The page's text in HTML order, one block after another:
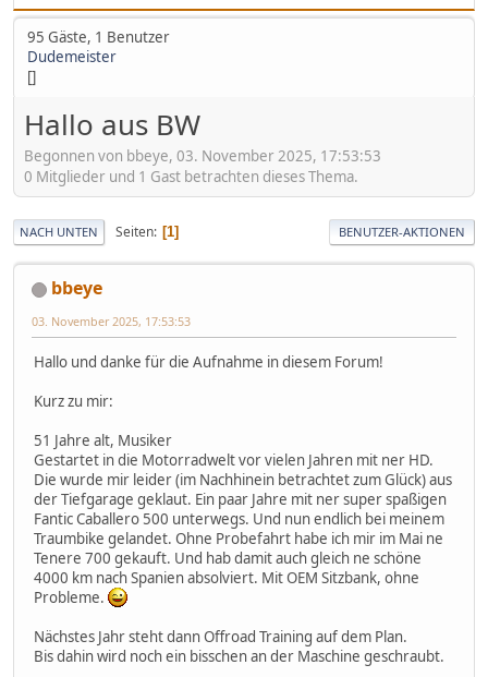
95 Gäste, 1 Benutzer
Dudemeister
[]
Hallo aus BW
Begonnen von bbeye, 03. November 2025, 17:53:53
0 Mitglieder und 1 Gast betrachten dieses Thema.
NACH UNTEN Seiten 1 BENUTZER-AKTIONEN
bbeye
03. November 2025, 17:53:53
Hallo und danke für die Aufnahme in diesem Forum!
Kurz zu mir:
51 Jahre alt, Musiker
Gestartet in die Motorradwelt vor vielen Jahren mit ner HD.
Die wurde mir leider (im Nachhinein betrachtet zum Glück) aus
der Tiefgarage geklaut. Ein paar Jahre mit ner super spaßigen
Fantic Caballero 500 unterwegs. Und nun endlich bei meinem
Traumbike gelandet. Ohne Probefahrt habe ich mir im Mai ne
Tenere 700 gekauft. Und hab damit auch gleich ne schöne
4000 km nach Spanien absolviert. Mit OEM Sitzbank, ohne
Probleme.
Nächstes Jahr steht dann Offroad Training auf dem Plan.
Bis dahin wird noch ein bisschen an der Maschine geschraubt.